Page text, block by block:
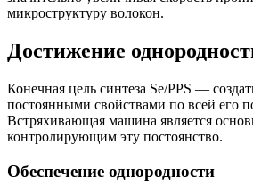
микроструктуру волокон.
Достижение
Конечная цель синтеза Se/PPS —
постоянными свойствами по всей его
Встряхивающая машина является
контролирующим эту постоянство.
Обеспечение однородности